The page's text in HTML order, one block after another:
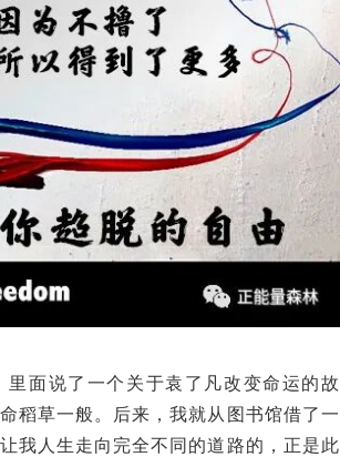
里面说了一个关于袁了凡改变命运的故
稻草一般。后来，我就从图书馆借了一
我人生走向完全不同的道路的，正是此